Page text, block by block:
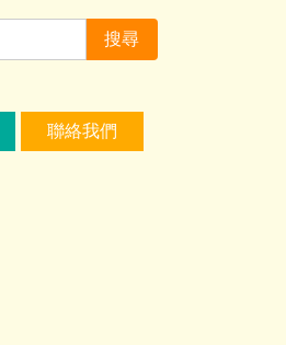
搜尋
聯絡我們